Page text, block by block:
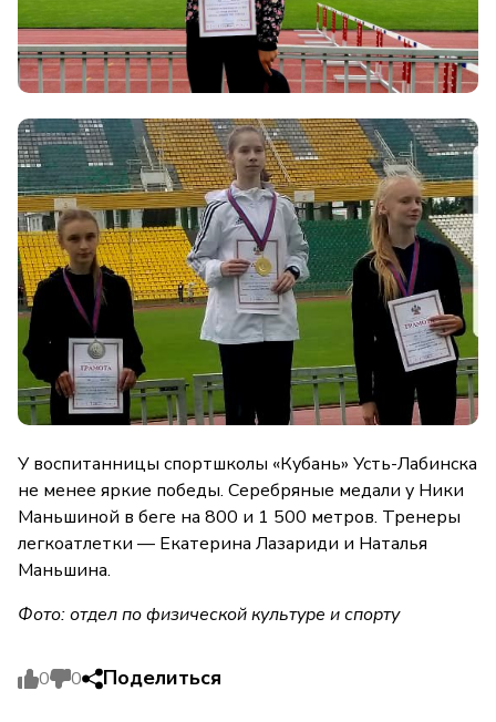
У воспитанницы спортшколы «Кубань» Усть-Лабинска
не менее яркие победы. Серебряные медали у Ники
Маньшиной в беге на 800 и 1 500 метров. Тренеры
легкоатлетки — Екатерина Лазариди и Наталья
Маньшина.
Фото: отдел по физической культуре и спорту
0 0 Поделиться